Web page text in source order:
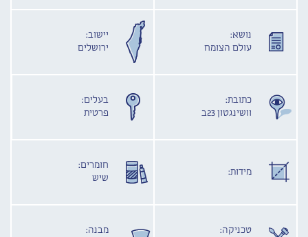
נושא:
עולם הצומח
יישוב:
ירושלים
כתובת:
וושינגטון 23ב
בעלים:
פרטית
מידות:
חומרים:
שיש
טכניקה:
מבנה: